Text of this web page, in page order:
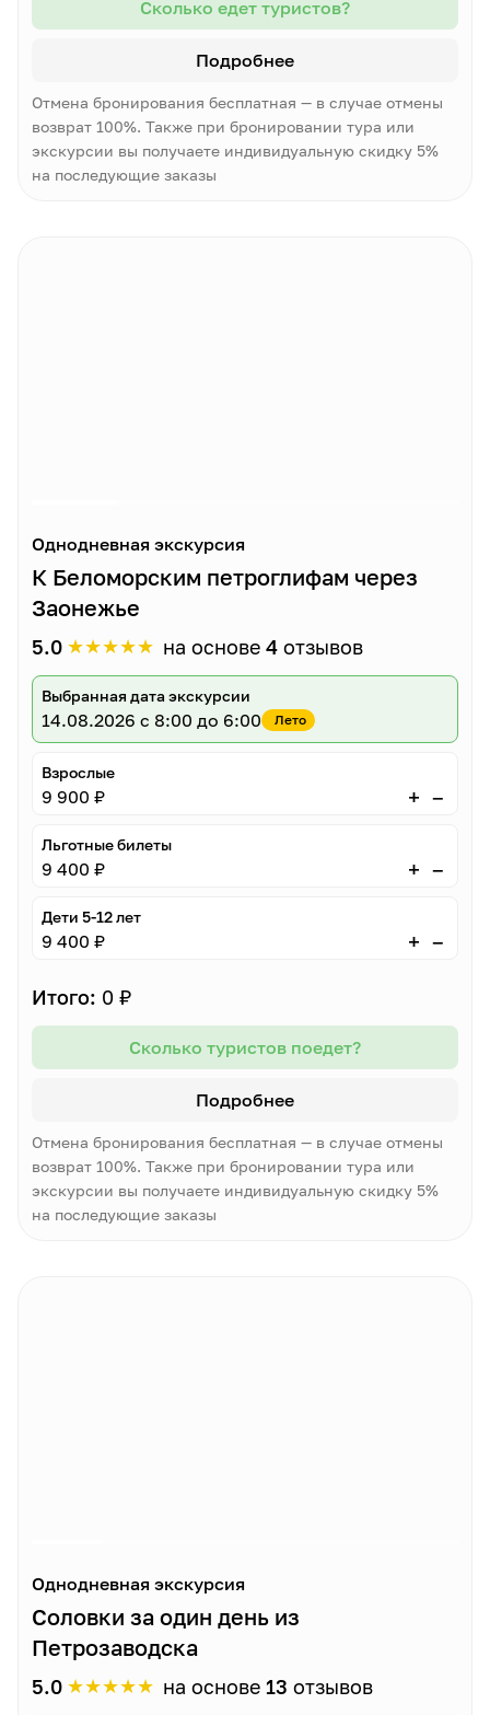
Сколько едет туристов?
Подробнее
Отмена бронирования бесплатная — в случае отмены
возврат 100%. Также при бронировании тура или
экскурсии вы получаете индивидуальную скидку 5%
на последующие заказы
Однодневная экскурсия
К Беломорским петроглифам через
Заонежье
5.0 ★★★★★ на основе 4 отзывов
Выбранная дата экскурсии
14.08.2026 с 8:00 до 6:00 Лето
Взрослые
9 900 ₽ + –
Льготные билеты
9 400 ₽ + –
Дети 5-12 лет
9 400 ₽ + –
Итого: 0 ₽
Сколько туристов поедет?
Подробнее
Отмена бронирования бесплатная — в случае отмены
возврат 100%. Также при бронировании тура или
экскурсии вы получаете индивидуальную скидку 5%
на последующие заказы
Однодневная экскурсия
Соловки за один день из
Петрозаводска
5.0 ★★★★★ на основе 13 отзывов